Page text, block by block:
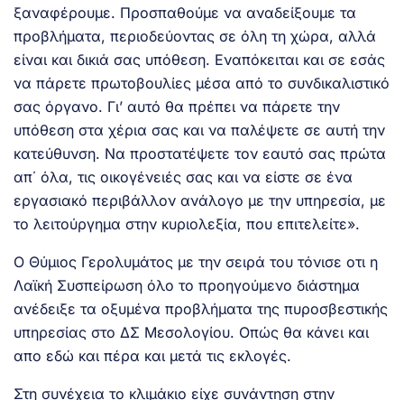
ξαναφέρουμε. Προσπαθούμε να αναδείξουμε τα
προβλήματα, περιοδεύοντας σε όλη τη χώρα, αλλά
είναι και δικιά σας υπόθεση. Εναπόκειται και σε εσάς
να πάρετε πρωτοβουλίες μέσα από το συνδικαλιστικό
σας όργανο. Γι’ αυτό θα πρέπει να πάρετε την
υπόθεση στα χέρια σας και να παλέψετε σε αυτή την
κατεύθυνση. Να προστατέψετε τον εαυτό σας πρώτα
απ΄ όλα, τις οικογένειές σας και να είστε σε ένα
εργασιακό περιβάλλον ανάλογο με την υπηρεσία, με
το λειτούργημα στην κυριολεξία, που επιτελείτε».
Ο Θύμιος Γερολυμάτος με την σειρά του τόνισε οτι η
Λαϊκή Συσπείρωση όλο το προηγούμενο διάστημα
ανέδειξε τα οξυμένα προβλήματα της πυροσβεστικής
υπηρεσίας στο ΔΣ Μεσολογίου. Οπώς θα κάνει και
απο εδώ και πέρα και μετά τις εκλογές.
Στη συνέχεια το κλιμάκιο είχε συνάντηση στην